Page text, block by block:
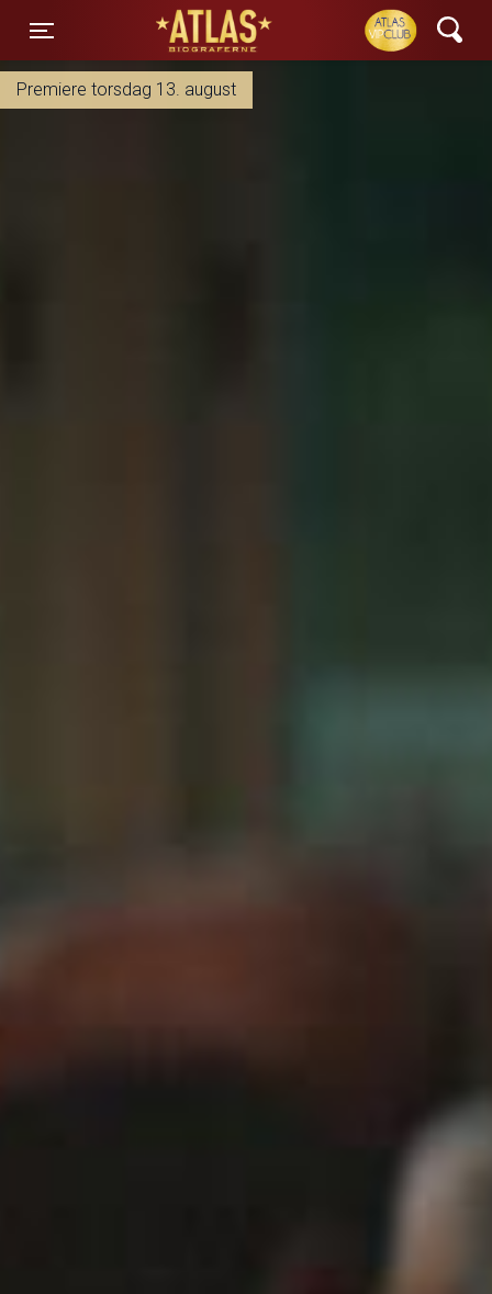
Toggle navigation
ATLAS Biograferne
Premiere torsdag 13. august